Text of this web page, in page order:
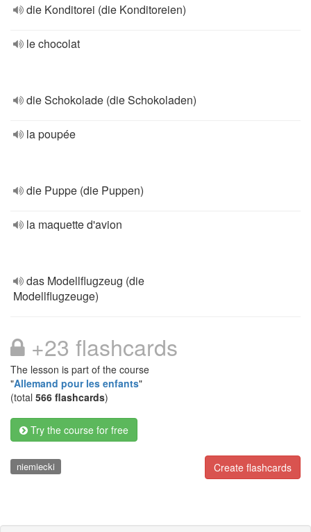
die Konditorei (die Konditoreien)
le chocolat
die Schokolade (die Schokoladen)
la poupée
die Puppe (die Puppen)
la maquette d'avion
das Modellflugzeug (die
Modellflugzeuge)
+23 flashcards
The lesson is part of the course
"Allemand pour les enfants"
(total 566 flashcards)
Try the course for free
Create flashcards
niemiecki